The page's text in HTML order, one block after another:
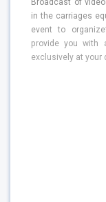
Broadcast of
in the carriages
event to
provide you with
exclusively at your